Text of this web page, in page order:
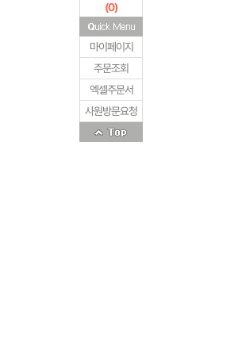
(0)
마이페이지
주문조회
엑셀주문서
사원방문요청